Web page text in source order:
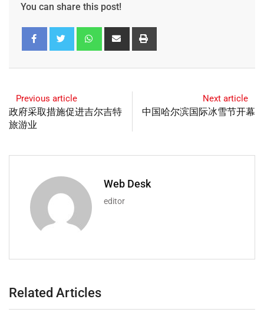
You can share this post!
Previous article
政府采取措施促进吉尔吉特
旅游业
Next article
中国哈尔滨国际冰雪节开幕
Web Desk
editor
Related Articles